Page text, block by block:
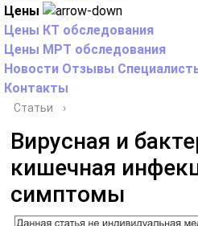
Цены
Цены КТ обследования
Цены МРТ обследования
Новости Отзывы
Контакты
Статьи ›
Вирусная и
кишечная
симптомы